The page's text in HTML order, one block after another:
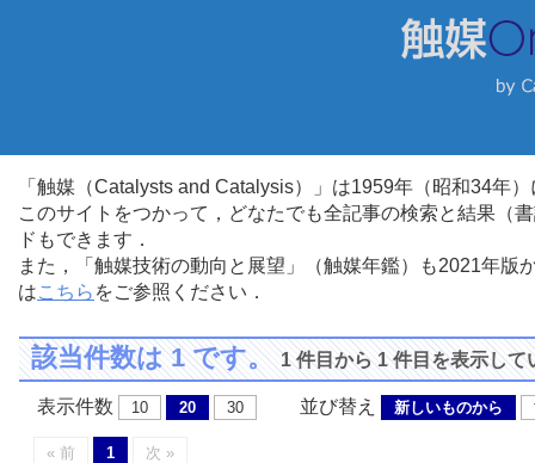
「触媒（Catalysts and Catalysis）」は1959年（昭和34年
このサイトをつかって，どなたでも全記事の検索と結果（
ドもできます．
また，「触媒技術の動向と展望」（触媒年鑑）も2021年
はこちら をご参照ください．
該当件数は 1 です。1 件目から 1 件目を表示して
表示件数 10 20 30 並び替え 新しいものから
« 前 1 次 »